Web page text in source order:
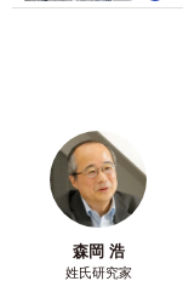
森岡 浩
姓氏研究家